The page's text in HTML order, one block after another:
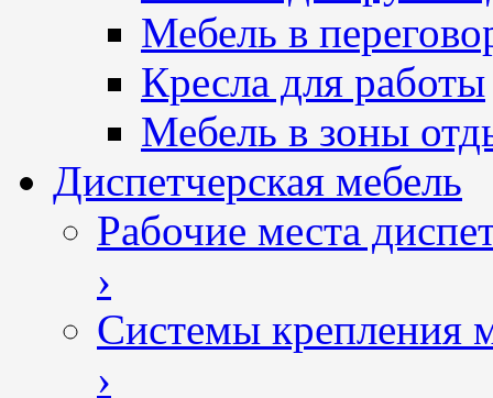
Мебель в
Кресла для работы
Мебель в зоны
Диспетчерская мебель
Рабочие места
›
Системы крепления
›